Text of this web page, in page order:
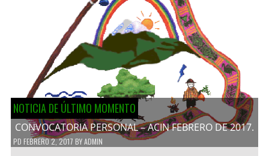
NOTICIA DE ÚLTIMO MOMENTO
CONVOCATORIA PERSONAL – ACIN FEBRERO DE 2017.
PD FEBRERO 2, 2017 BYADMIN